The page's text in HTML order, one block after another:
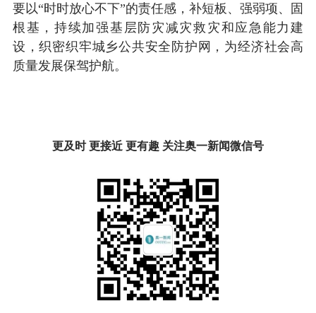
要以“时时放心不下”的责任感，补短板、强弱项、固
根基，持续加强基层防灾减灾救灾和应急能力建
设，织密织牢城乡公共安全防护网，为经济社会高
质量发展保驾护航。
更及时 更接近 更有趣 关注奥一新闻微信号